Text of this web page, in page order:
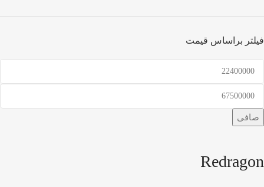
فیلتر براساس قیمت
صافی
Redragon